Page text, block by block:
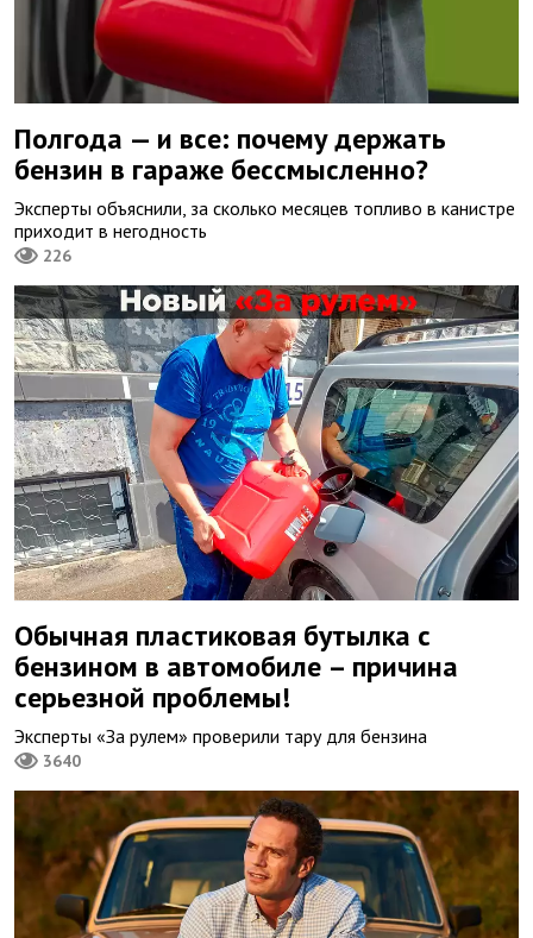
Полгода — и все: почему держать
бензин в гараже бессмысленно?
Эксперты объяснили, за сколько месяцев топливо в канистре
приходит в негодность
226
Обычная пластиковая бутылка с
бензином в автомобиле – причина
серьезной проблемы!
Эксперты «За рулем» проверили тару для бензина
3640